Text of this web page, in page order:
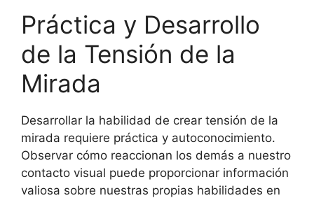
Práctica y Desarrollo
de la Tensión de la
Mirada
Desarrollar la habilidad de crear tensión de la
mirada requiere práctica y autoconocimiento.
Observar cómo reaccionan los demás a nuestro
contacto visual puede proporcionar información
valiosa sobre nuestras propias habilidades en